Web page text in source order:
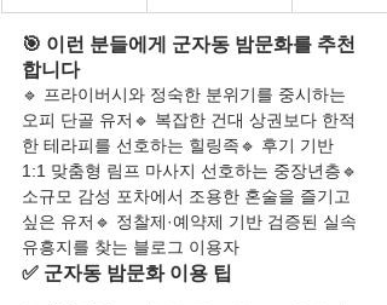
🎯 이런 분들에게 군자동 밤문화를 추천
합니다
🔹 프라이버시와 정숙한 분위기를 중시하는
오피 단골 유저🔹 복잡한 건대 상권보다 한적
한 테라피를 선호하는 힐링족🔹 후기 기반
1:1 맞춤형 림프 마사지 선호하는 중장년층🔹
소규모 감성 포차에서 조용한 혼술을 즐기고
싶은 유저🔹 정찰제·예약제 기반 검증된 실속
유흥지를 찾는 블로그 이용자
✅ 군자동 밤문화 이용 팁